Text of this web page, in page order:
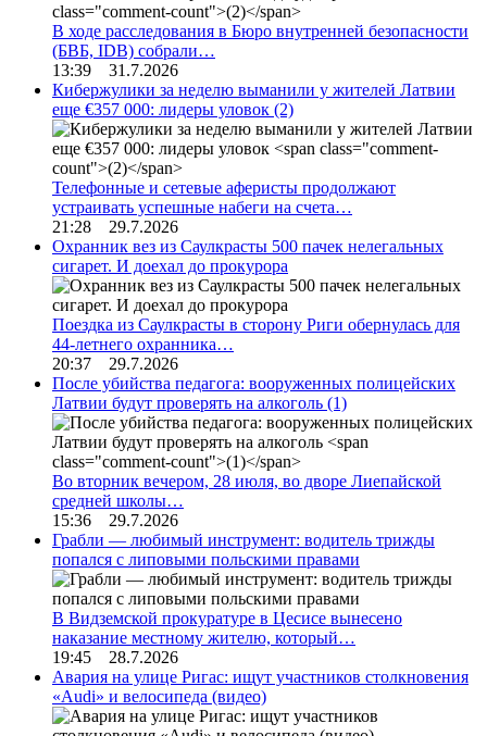
В ходе расследования в Бюро внутренней безопасности
(БВБ, IDB) собрали…
13:39 31.7.2026
Кибержулики за неделю выманили у жителей Латвии
еще €357 000: лидеры уловок (2)
Телефонные и сетевые аферисты продолжают
устраивать успешные набеги на счета…
21:28 29.7.2026
Охранник вез из Саулкрасты 500 пачек нелегальных
сигарет. И доехал до прокурора
Поездка из Саулкрасты в сторону Риги обернулась для
44-летнего охранника…
20:37 29.7.2026
После убийства педагога: вооруженных полицейских
Латвии будут проверять на алкоголь (1)
Во вторник вечером, 28 июля, во дворе Лиепайской
средней школы…
15:36 29.7.2026
Грабли — любимый инструмент: водитель трижды
попался с липовыми польскими правами
В Видземской прокуратуре в Цесисе вынесено
наказание местному жителю, который…
19:45 28.7.2026
Авария на улице Ригас: ищут участников столкновения
«Audi» и велосипеда (видео)